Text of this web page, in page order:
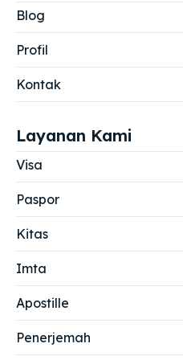
Blog
Profil
Kontak
Layanan Kami
Visa
Paspor
Kitas
Imta
Apostille
Penerjemah